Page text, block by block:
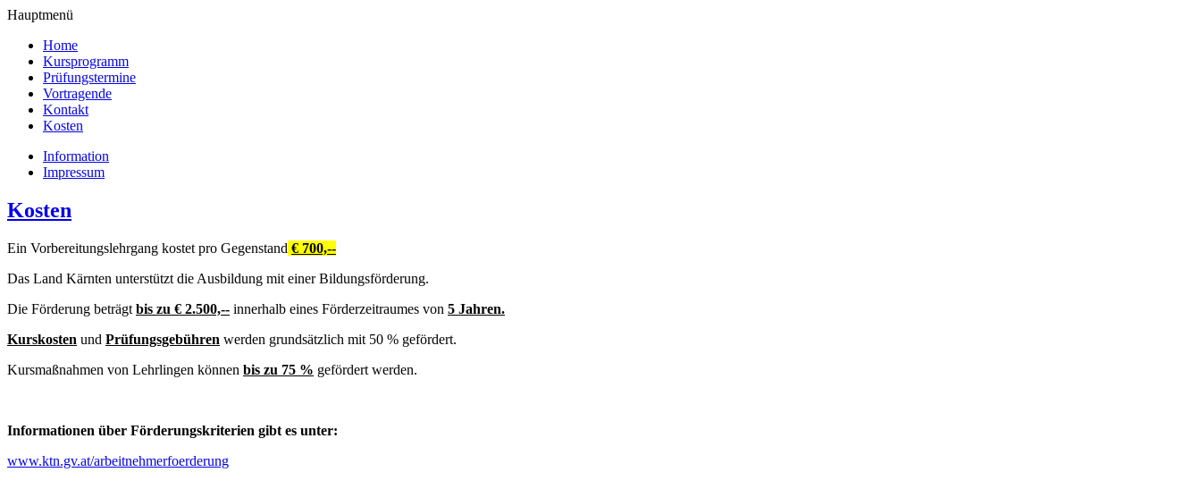
Hauptmenü
Home
Kursprogramm
Prüfungstermine
Vortragende
Kontakt
Kosten
Information
Impressum
Kosten
Ein Vorbereitungslehrgang kostet pro Gegenstand € 700,--
Das Land Kärnten unterstützt die Ausbildung mit einer Bildungsförderung.
Die Förderung beträgt bis zu € 2.500,-- innerhalb eines Förderzeitraumes von 5 Jahren.
Kurskosten und Prüfungsgebühren werden grundsätzlich mit 50 % gefördert.
Kursmaßnahmen von Lehrlingen können bis zu 75 % gefördert werden.
Informationen über Förderungskriterien gibt es unter:
www.ktn.gv.at/arbeitnehmerfoerderung